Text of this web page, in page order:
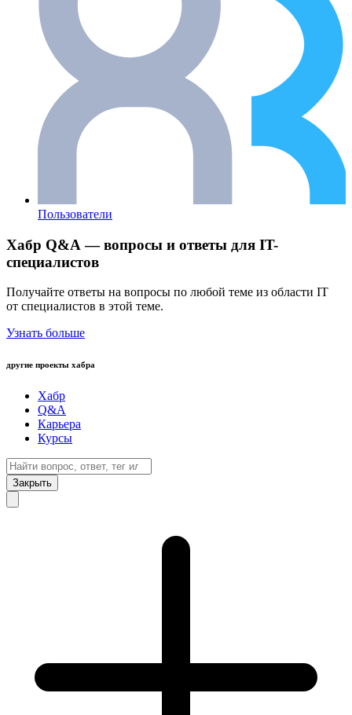
Пользователи
Хабр Q&A — вопросы и ответы для IT-
специалистов
Получайте ответы на вопросы по любой теме из области IT
от специалистов в этой теме.
Узнать больше
другие проекты хабра
Хабр
Q&A
Карьера
Курсы
Закрыть